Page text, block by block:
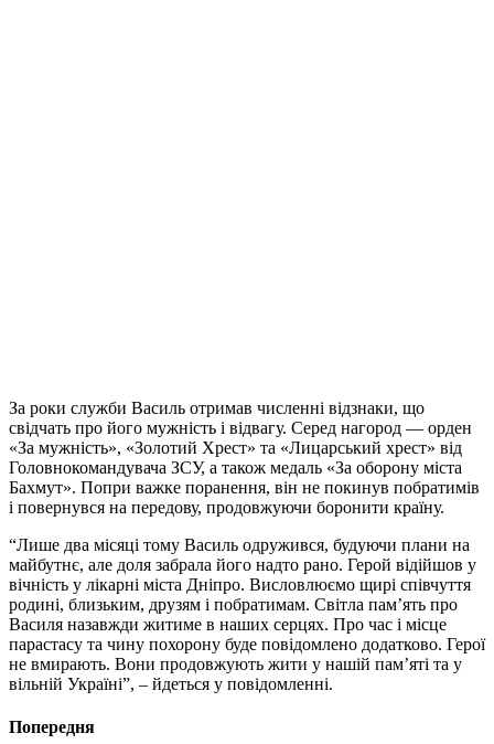
За роки служби Василь отримав численні відзнаки, що
свідчать про його мужність і відвагу. Серед нагород — орден
«За мужність», «Золотий Хрест» та «Лицарський хрест» від
Головнокомандувача ЗСУ, а також медаль «За оборону міста
Бахмут». Попри важке поранення, він не покинув побратимів
і повернувся на передову, продовжуючи боронити країну.
“Лише два місяці тому Василь одружився, будуючи плани на
майбутнє, але доля забрала його надто рано. Герой відійшов у
вічність у лікарні міста Дніпро. Висловлюємо щирі співчуття
родині, близьким, друзям і побратимам. Світла пам’ять про
Василя назавжди житиме в наших серцях. Про час і місце
парастасу та чину похорону буде повідомлено додатково. Герої
не вмирають. Вони продовжують жити у нашій пам’яті та у
вільній Україні”, – йдеться у повідомленні.
Попередня